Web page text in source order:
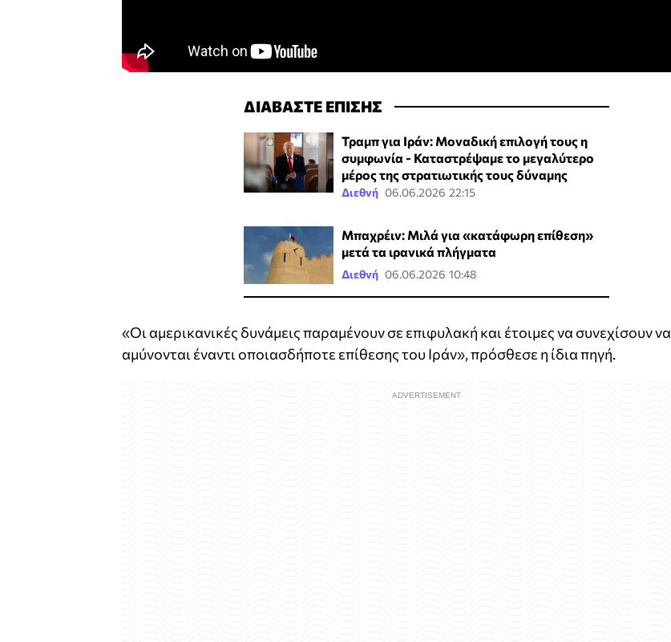
ΔΙΑΒΑΣΤΕ ΕΠΙΣΗΣ
Τραμπ για Ιράν: Μοναδική επιλογή τους η
συμφωνία - Καταστρέψαμε το μεγαλύτερο
μέρος της στρατιωτικής τους δύναμης
Διεθνή 06.06.2026 22:15
Μπαχρέιν: Μιλά για «κατάφωρη επίθεση»
μετά τα ιρανικά πλήγματα
Διεθνή 06.06.2026 10:48
«Οι αμερικανικές δυνάμεις παραμένουν σε επιφυλακή και έτοιμες να συνεχίσουν να
αμύνονται έναντι οποιασδήποτε επίθεσης του Ιράν», πρόσθεσε η ίδια πηγή.